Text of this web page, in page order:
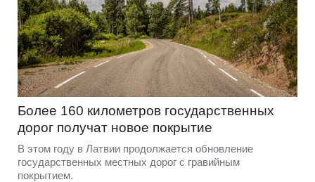
Более 160 километров государственных
дорог получат новое покрытие
В этом году в Латвии продолжается обновление
государственных местных дорог с гравийным
покрытием.